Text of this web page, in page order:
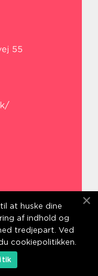
at huske dine
af indhold og
tredjepart. Ved
cookiepolitikken.